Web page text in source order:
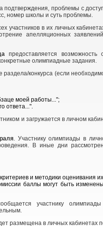
подтверждения, проблемы с
номер школы и суть проблемы.
участников в их личных
апелляционных
предоставляется
олимпиадные задания.
конкурса (если
моей работы...";
ответа...".
и загружается в личном
. Участнику олимпиады в
В иные дни
и методики оценивания
баллы могут быть
участнику
размещена в личных кабинетах